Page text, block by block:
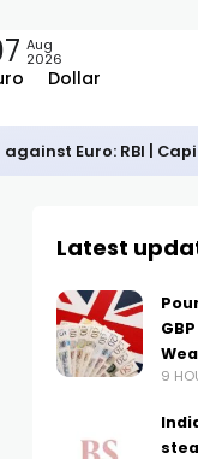
Dollar
Aug
2026
Euro: RBI |
Latest
9